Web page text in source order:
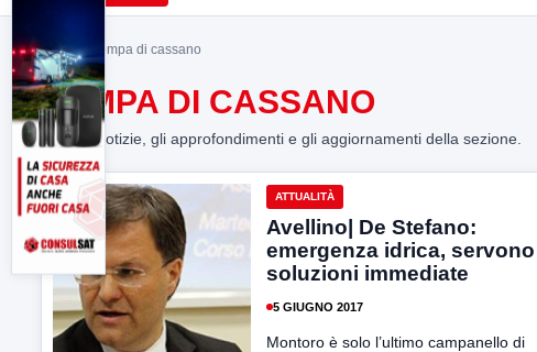
Home> pompa di cassano
POMPA DI CASSANO
Tutte le notizie, gli approfondimenti e gli aggiornamenti della sezione.
ATTUALITÀ
Avellino| De Stefano:
emergenza idrica, servono
soluzioni immediate
5 GIUGNO 2017
Montoro è solo l’ultimo campanello di